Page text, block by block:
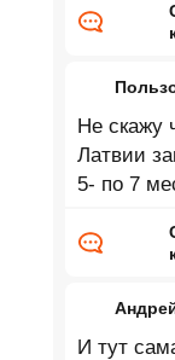
Не скажу
Латвии
5- по 7
И тут